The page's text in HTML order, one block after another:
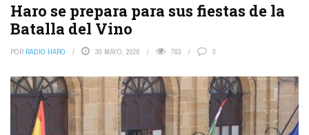
Haro se prepara para sus fiestas de la
Batalla del Vino
POR RADIO HARO 30 MAYO, 2026 763 3